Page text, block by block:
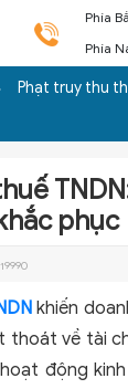
Phía
Phía
Phạt truy thu
phục
19990
khiến
thoát về tài
động